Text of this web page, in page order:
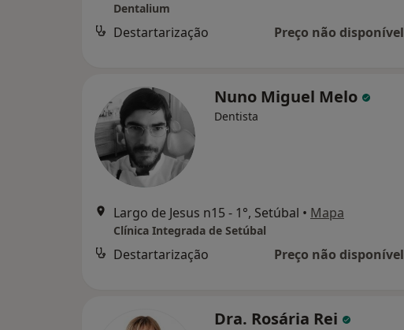
Dentalium
Destartarização Preço não disponível
Nuno Miguel Melo
Dentista
Largo de Jesus n15 - 1°, Setúbal • Mapa
Clínica Integrada de Setúbal
Destartarização Preço não disponível
Dra. Rosária Rei